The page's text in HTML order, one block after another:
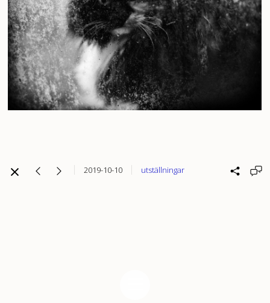
2019-10-10 utställningar